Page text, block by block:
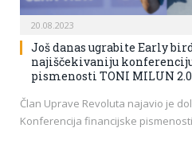
20.08.2023
Još danas ugrabite Early
najiščekivaniju
pismenosti TONI MILUN 2.0
Član Uprave Revoluta najavio je
Konferencija financijske